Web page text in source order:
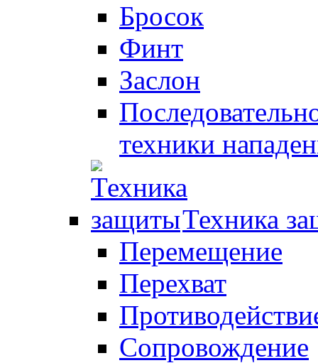
Бросок
Финт
Заслон
техники
Техника
Перемещение
Перехват
Сопровождение